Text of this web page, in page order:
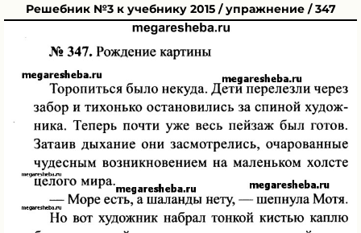
Решебник №3 к учебнику 2015 / упражнение / 347